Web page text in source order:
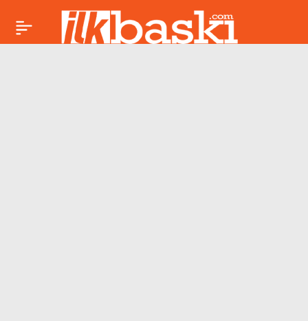
Dilek İmamoğlu’ndan